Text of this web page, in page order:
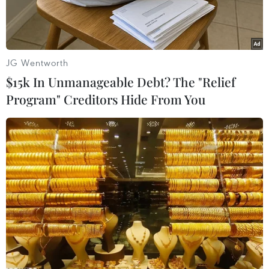
Chủ tịch Trung Quốc Tập Cận Bình (trái) và Tổng thống Mỹ
Donald Trump. (Nguồn: Reuters)
Trước cuộc gặp giữa Chủ tịch Trung Quốc Tập
Cận Bình và Tổng thống Mỹ Donald Trump vào
cuối tháng 11 này bên lề hội nghị thượng đỉnh
G20 tại Argentina, Bắc Kinh đã đưa ra nhiều
JG Wentworth
$15k In Unmanageable Debt? The "Relief
Program" Creditors Hide From You